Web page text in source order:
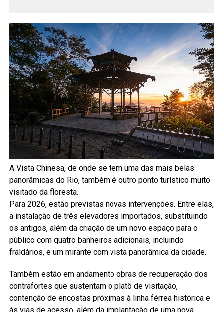
A Vista Chinesa, de onde se tem uma das mais belas
panorâmicas do Rio, também é outro ponto turístico muito
visitado da floresta.
Para 2026, estão previstas novas intervenções. Entre elas,
a instalação de três elevadores importados, substituindo
os antigos, além da criação de um novo espaço para o
público com quatro banheiros adicionais, incluindo
fraldários, e um mirante com vista panorâmica da cidade.
Também estão em andamento obras de recuperação dos
contrafortes que sustentam o platô de visitação,
contenção de encostas próximas à linha férrea histórica e
às vias de acesso, além da implantação de uma nova